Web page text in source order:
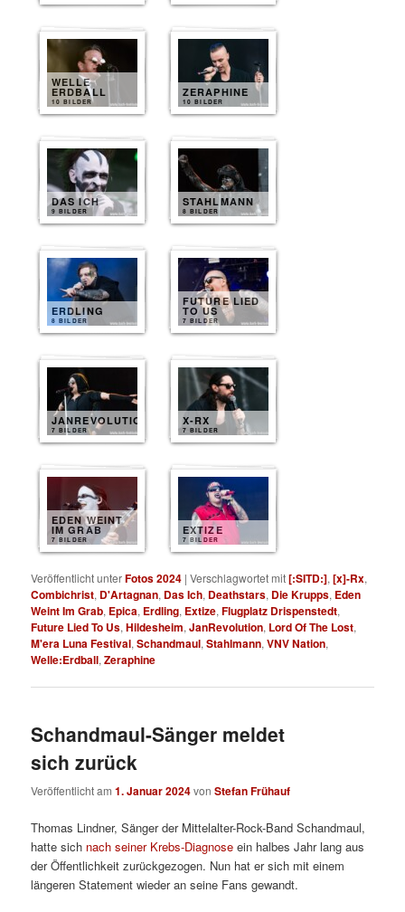
WELLE
ERDBALL
10 BILDER
ZERAPHINE
10 BILDER
DAS ICH
9 BILDER
STAHLMANN
8 BILDER
ERDLING
8 BILDER
FUTURE LIED
TO US
7 BILDER
JANREVOLUTION
7 BILDER
X-RX
7 BILDER
EDEN WEINT
IM GRAB
7 BILDER
EXTIZE
7 BILDER
Veröffentlicht unterFotos 2024 |Verschlagwortet mit[:SITD:],[x]-Rx,
Combichrist, D'Artagnan, Das Ich, Deathstars, Die Krupps, Eden
Weint Im Grab, Epica, Erdling, Extize,Flugplatz Drispenstedt,
Future Lied To Us,Hildesheim,JanRevolution, Lord Of The Lost,
M'era Luna Festival,Schandmaul,Stahlmann,VNV Nation,
Welle:Erdball,Zeraphine
Schandmaul-Sänger meldet
sich zurück
Veröffentlicht am1. Januar 2024vonStefan Frühauf
Thomas Lindner, Sänger der Mittelalter-Rock-Band Schandmaul,
hatte sich nach seiner Krebs-Diagnose ein halbes Jahr lang aus
der Öffentlichkeit zurückgezogen. Nun hat er sich mit einem
längeren Statement wieder an seine Fans gewandt.